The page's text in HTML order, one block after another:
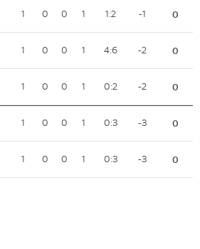
1 0 0 1 1:2 -1 0
1 0 0 1 4:6 -2 0
1 0 0 1 0:2 -2 0
1 0 0 1 0:3 -3 0
1 0 0 1 0:3 -3 0